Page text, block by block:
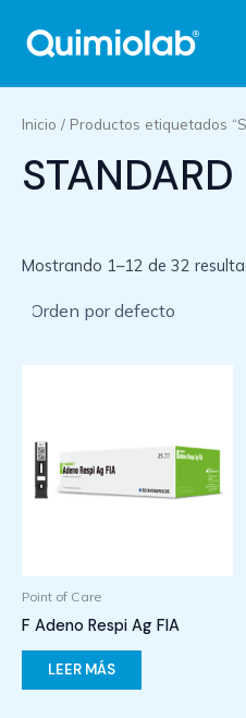
contenido
Inicio / Productos etiquetados
STANDARD
Mostrando 1–12 de 32
Point of Care
F Adeno Respi Ag FIA
LEER MÁS